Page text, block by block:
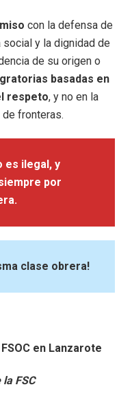
con la defensa de
y la dignidad de
de su origen o
basadas en
respeto, y no en la
fronteras.
es ilegal, y
por
clase obrera!
en Lanzarote
FSC